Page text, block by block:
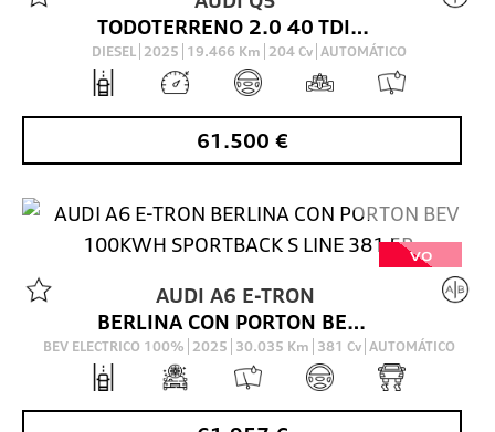
TODOTERRENO 2.0 40 TDI S TRONIC QUATTRO S LINE 204 5P
DIESEL 2025 19.466 Km 204 Cv AUTOMÁTICO
61.500 €
VO
AUDI A6 E-TRON
BERLINA CON PORTON BEV 100KWH SPORTBACK S LINE 381 5P
BEV ELECTRICO 100% 2025 30.035 Km 381 Cv AUTOMÁTICO